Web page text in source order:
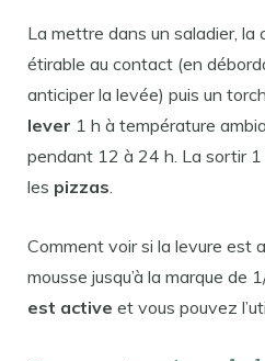
La mettre dans un saladier, la
étirable au contact (en
anticiper la levée) puis un
lever 1 h à température
pendant 12 à 24 h. La sortir
les pizzas.
Comment voir si la levure est
mousse jusqu’à la marque de
est active et vous pouvez